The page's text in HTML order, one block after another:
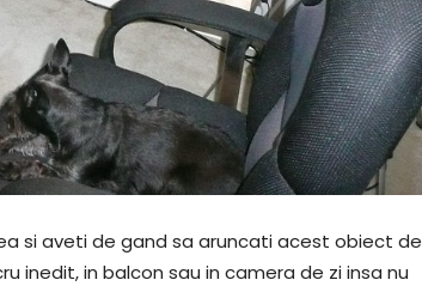
si aveti de gand sa aruncati acest obiect de
inedit, in balcon sau in camera de zi insa nu